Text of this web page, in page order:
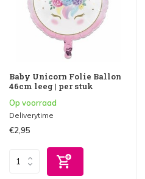
Baby Unicorn Folie Ballon
46cm leeg | per stuk
Op voorraad
Deliverytime
€2,95